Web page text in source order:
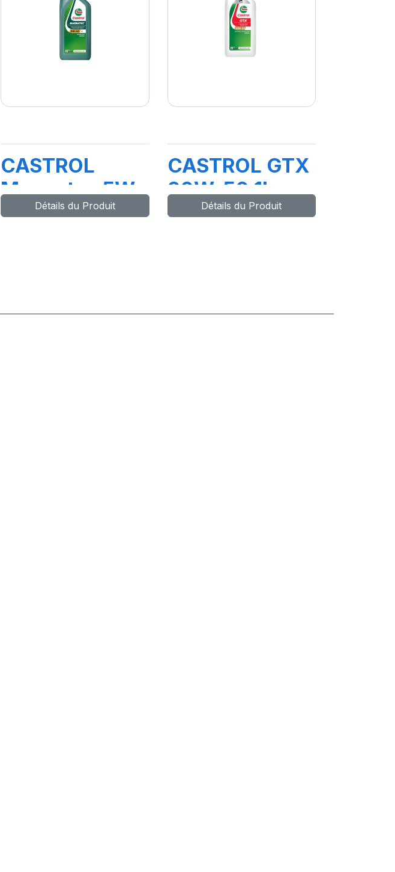
CASTROL
Magnatec 5W-
40 C3 1L (nouv
Détails du Produit
CASTROL GTX
20W-50 1L
Détails du Produit